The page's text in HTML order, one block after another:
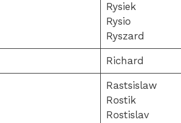
Rysiek
Rysio
Ryszard
Richard
Rastsislaw
Rostik
Rostislav